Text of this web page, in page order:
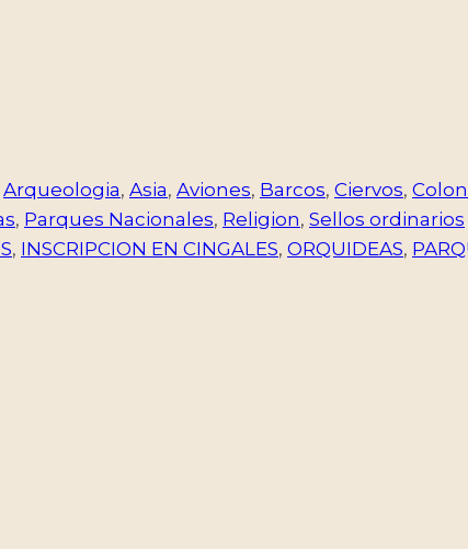
Arqueologia, Asia, Aviones, Barcos, Ciervos,
, Parques Nacionales, Religion, Sellos ordinarios
, INSCRIPCION EN CINGALES, ORQUIDEAS,